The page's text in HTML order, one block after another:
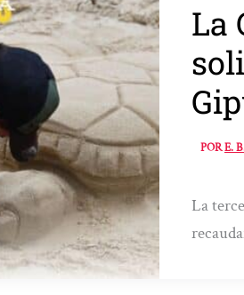
La
PORE.
La